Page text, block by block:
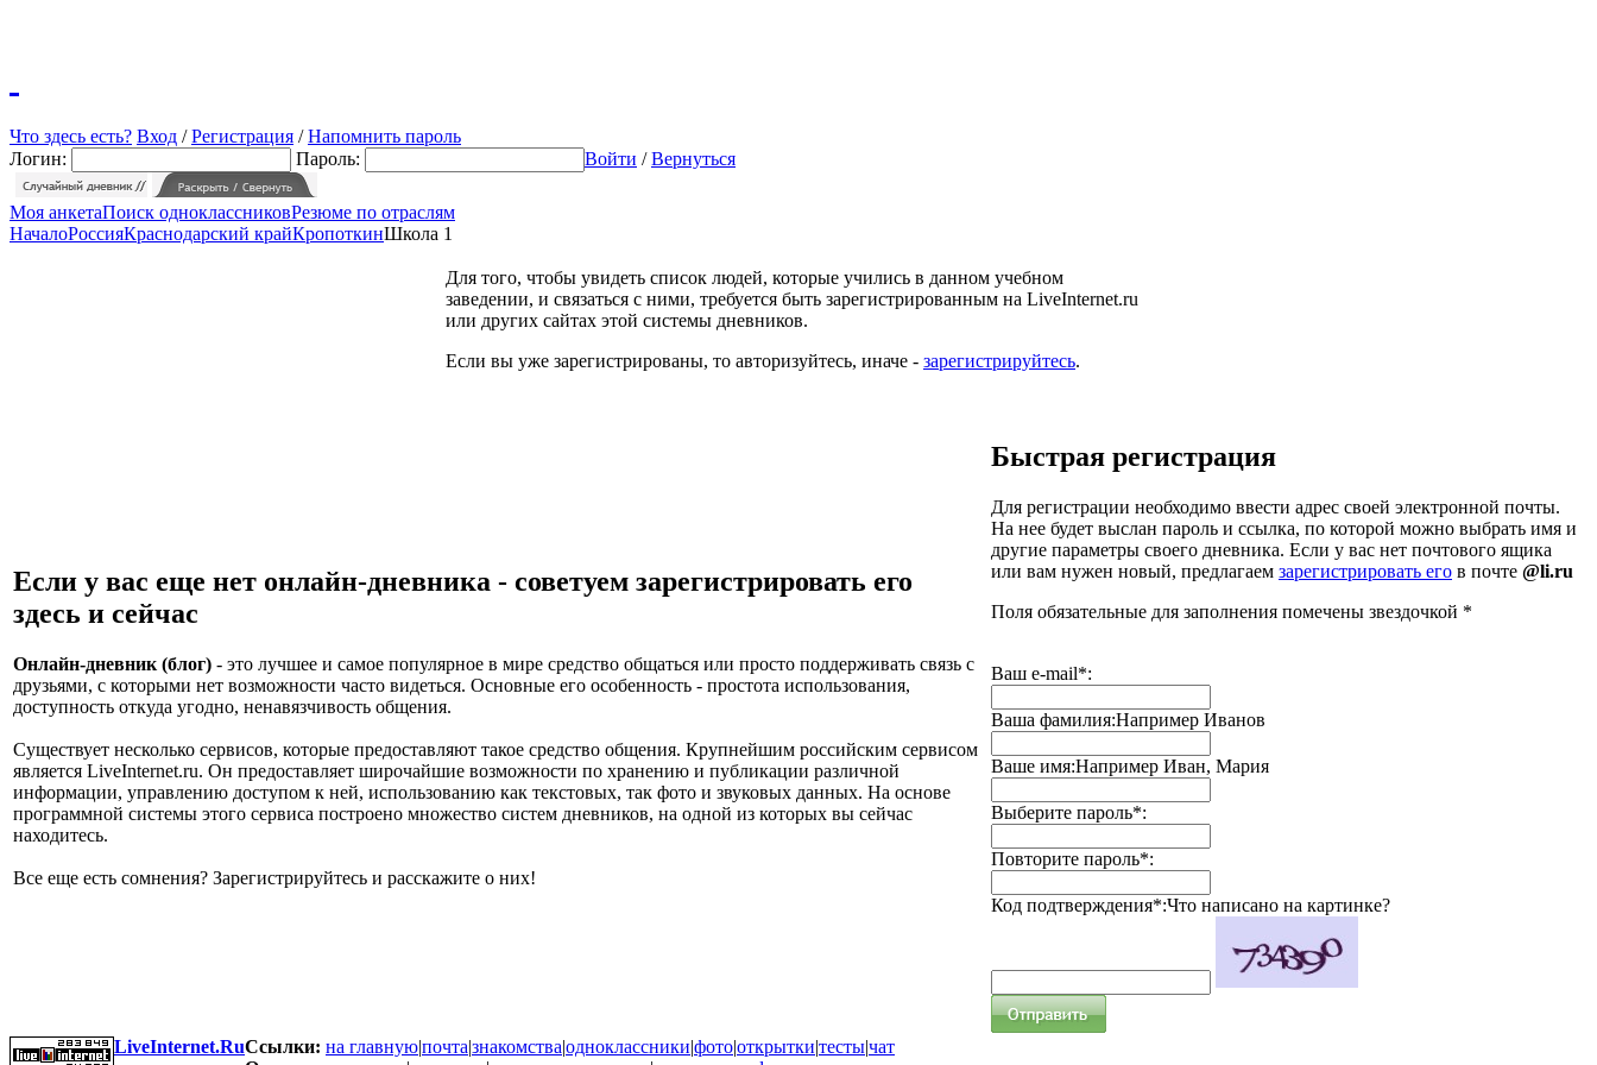
Что здесь есть? Вход /Регистрация /Напомнить пароль
Логин:
Пароль: Войти /Вернуться
Моя анкетаПоиск одноклассниковРезюме по отраслям
НачалоРоссияКраснодарский крайКропоткинШкола 1
Для того, чтобы увидеть список людей, которые учились в данном учебном
заведении, и связаться с ними, требуется быть зарегистрированным на LiveInternet.ru
или других сайтах этой системы дневников.
Если вы уже зарегистрированы, то авторизуйтесь, иначе - зарегистрируйтесь.
Если у вас еще нет онлайн-дневника - советуем зарегистрировать его
здесь и сейчас
Онлайн-дневник (блог) - это лучшее и самое популярное в мире средство общаться или просто поддерживать связь с
друзьями, с которыми нет возможности часто видеться. Основные его особенность - простота использования,
доступность откуда угодно, ненавязчивость общения.
Существует несколько сервисов, которые предоставляют такое средство общения. Крупнейшим российским сервисом
является LiveInternet.ru. Он предоставляет широчайшие возможности по хранению и публикации различной
информации, управлению доступом к ней, использованию как текстовых, так фото и звуковых данных. На основе
программной системы этого сервиса построено множество систем дневников, на одной из которых вы сейчас
находитесь.
Все еще есть сомнения? Зарегистрируйтесь и расскажите о них!
Быстрая регистрация
Для регистрации необходимо ввести адрес своей электронной почты.
На нее будет выслан пароль и ссылка, по которой можно выбрать имя и
другие параметры своего дневника. Если у вас нет почтового ящика
или вам нужен новый, предлагаем зарегистрировать его в почте @li.ru
Поля обязательные для заполнения помечены звездочкой *
Ваш e-mail*:
Ваша фамилия:Например Иванов
Ваше имя:Например Иван, Мария
Выберите пароль*:
Повторите пароль*:
Код подтверждения*:Что написано на картинке?
LiveInternet.RuСсылки: на главную|почта|знакомства|одноклассники|фото|открытки|тесты|чат